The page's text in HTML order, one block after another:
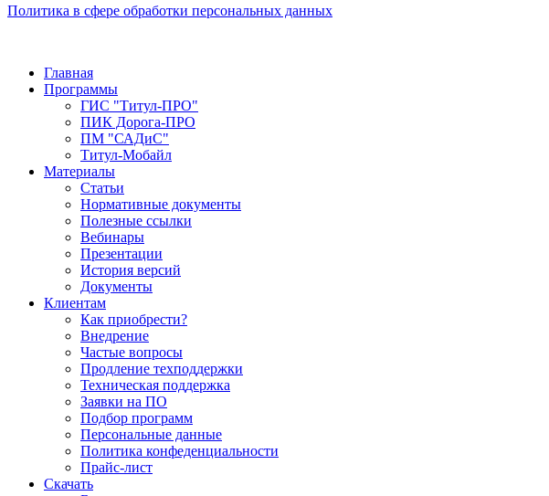
Политика в сфере обработки персональных данных
Главная
Программы
ГИС "Титул-ПРО"
ПИК Дорога-ПРО
ПМ "САДиС"
Титул-Мобайл
Материалы
Статьи
Нормативные документы
Полезные ссылки
Вебинары
Презентации
История версий
Документы
Клиентам
Как приобрести?
Внедрение
Частые вопросы
Продление техподдержки
Техническая поддержка
Заявки на ПО
Подбор программ
Персональные данные
Политика конфеденциальности
Прайс-лист
Скачать